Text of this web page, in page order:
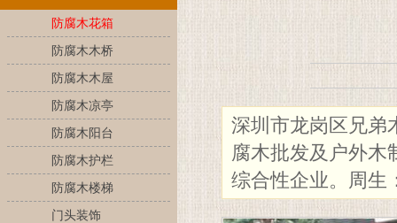
防腐木花箱
防腐木木桥
防腐木木屋
防腐木凉亭
防腐木阳台
防腐木护栏
防腐木楼梯
门头装饰
深圳市龙岗区兄弟
腐木批发及户外木
综合性企业。周生